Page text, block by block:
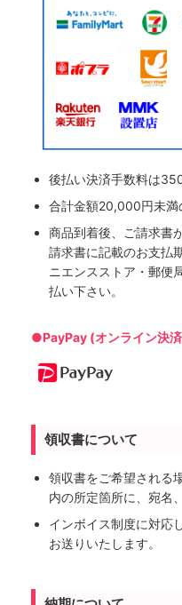
後払い決済手数料は
合計金額20,000円未満
商品到着後、ご請求書
請求書に記載のお支払
ニエンスストア・郵便
払い下さい。
●PayPay (オンライン決
領収書について
領収書をご希望される
内の所定箇所に、宛名
インボイス制度に対応
お送りいたします。